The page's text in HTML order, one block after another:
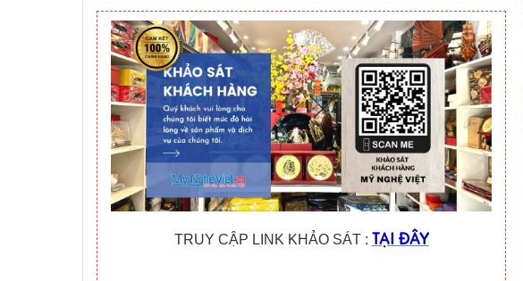
TRUY CẬP LINK KHẢO SÁT : TẠI ĐÂY